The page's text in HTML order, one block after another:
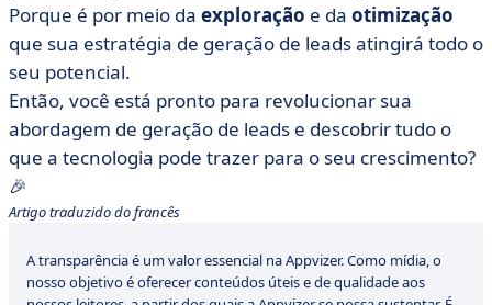
Porque é por meio da exploração e da otimização
que sua estratégia de geração de leads atingirá todo o
seu potencial.
Então, você está pronto para revolucionar sua
abordagem de geração de leads e descobrir tudo o
que a tecnologia pode trazer para o seu crescimento?
🎉
Artigo traduzido do francês
A transparência é um valor essencial na Appvizer. Como mídia, o
nosso objetivo é oferecer conteúdos úteis e de qualidade aos